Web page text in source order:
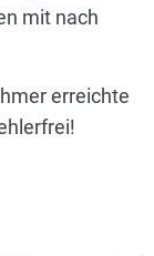
mit nach
erreichte